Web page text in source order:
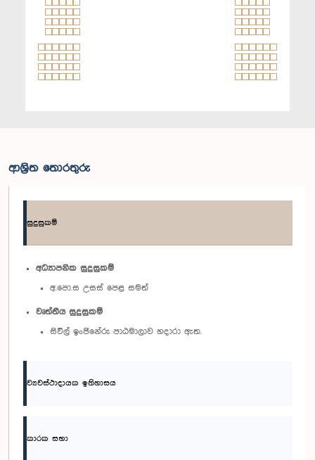
ආශ්‍රිත තොරතුරු
සුදුසුකම්
අධ්‍යාපනික සුදුසුකම්
අ.පො.ස උසස් පෙළ සමත්
වෘත්තීය සුදුසුකම්
සිවිල් ඉංජිනේරු පාඨමාලාව හදාරා ඇත.
ව්‍යවස්ථාදායක ඉතිහාසය
කාරක සභා